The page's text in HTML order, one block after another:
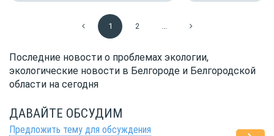
1 2
Последние новости о проблемах экологии,
экологические новости в Белгороде и Белгородской
области на сегодня
ДАВАЙТЕ ОБСУДИМ
Предложить тему для обсуждения